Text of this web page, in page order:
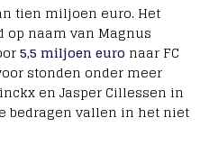
tien miljoen euro. Het
op naam van Magnus
5,5 miljoen euro naar FC
stonden onder meer
en Jasper Cillessen in
bedragen vallen in het niet